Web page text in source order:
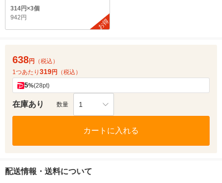
314円×3個
942円
お得
638円
（税込）
1つあたり 319円 （税込）
5%(28pt)
在庫あり 数量 1
カートに入れる
配送情報・送料について